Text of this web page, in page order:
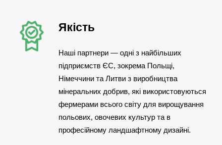
Якість
Наші партнери — одні з найбільших
підприємств ЄС, зокрема Польщі,
Німеччини та Литви з виробництва
мінеральних добрив, які використовуються
фермерами всього світу для вирощування
польових, овочевих культур та в
професійному ландшафтному дизайні.